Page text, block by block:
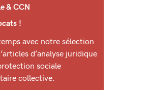
& CCN
!
avec notre sélection
d’analyse juridique
sociale
collective.